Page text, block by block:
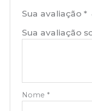
Sua avaliação*
Sua avaliação
Nome *